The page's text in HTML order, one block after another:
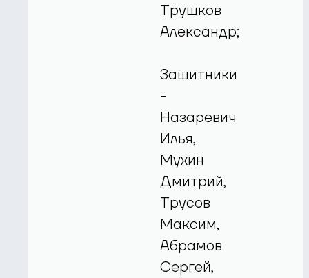
Трушков
Александр;
Защитники
-
Назаревич
Илья,
Мухин
Дмитрий,
Трусов
Максим,
Абрамов
Сергей,